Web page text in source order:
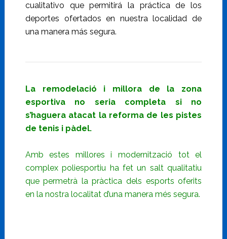
cualitativo que permitirá la práctica de los
deportes ofertados en nuestra localidad de
una manera más segura.
La remodelació i millora de la zona
esportiva no seria completa si no
s’haguera atacat la reforma de les pistes
de tenis i pàdel.
Amb estes millores i modernització tot el
complex poliesportiu ha fet un salt qualitatiu
que permetrà la pràctica dels esports oferits
en la nostra localitat d’una manera més segura.